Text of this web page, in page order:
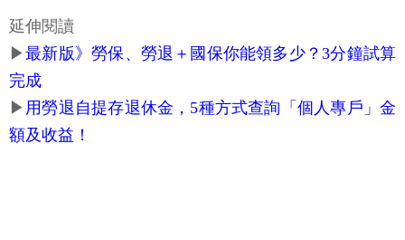
延伸閱讀
▶最新版》勞保、勞退＋國保你能領多少？3分鐘試算
完成
▶ 用勞退自提存退休金，5種方式查詢「個人專戶」金
額及收益！